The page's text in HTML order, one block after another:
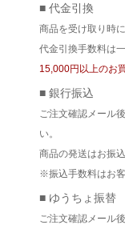
■ 代金引換
商品を受け取り時
代金引換手数料は
15,000円以上のお
■ 銀行振込
ご注文確認メール
い。
商品の発送はお振
※振込手数料はお客
■ ゆうちょ振替
ご注文確認メール